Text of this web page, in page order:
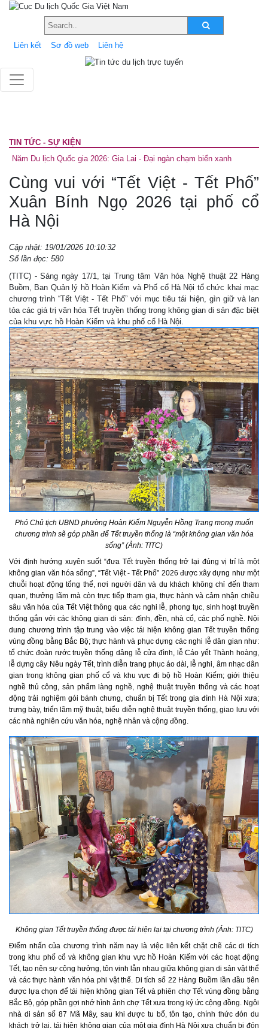
Liên kết Sơ đồ web Liên hệ
TIN TỨC - SỰ KIỆN
Năm Du lịch Quốc gia 2026: Gia Lai - Đại ngàn chạm biển xanh
Cùng vui với “Tết Việt - Tết Phố”
Xuân Bính Ngọ 2026 tại phố cổ
Hà Nội
Cập nhật: 19/01/2026 10:10:32
Số lần đọc: 580
(TITC) - Sáng ngày 17/1, tại Trung tâm Văn hóa Nghệ thuật 22 Hàng
Buồm, Ban Quản lý hồ Hoàn Kiếm và Phố cổ Hà Nội tổ chức khai mạc
chương trình “Tết Việt - Tết Phố” với mục tiêu tái hiện, gìn giữ và lan
tỏa các giá trị văn hóa Tết truyền thống trong không gian di sản đặc biệt
của khu vực hồ Hoàn Kiếm và khu phố cổ Hà Nội.
Phó Chủ tịch UBND phường Hoàn Kiếm Nguyễn Hồng Trang mong muốn
chương trình sẽ góp phần để Tết truyền thống là “một không gian văn hóa
sống” (Ảnh: TITC)
Với định hướng xuyên suốt “đưa Tết truyền thống trở lại đúng vị trí là một
không gian văn hóa sống”, “Tết Việt - Tết Phố” 2026 được xây dựng như một
chuỗi hoạt động tổng thể, nơi người dân và du khách không chỉ đến tham
quan, thưởng lãm mà còn trực tiếp tham gia, thực hành và cảm nhận chiều
sâu văn hóa của Tết Việt thông qua các nghi lễ, phong tục, sinh hoạt truyền
thống gắn với các không gian di sản: đình, đền, nhà cổ, các phố nghề. Nội
dung chương trình tập trung vào việc tái hiện không gian Tết truyền thống
vùng đồng bằng Bắc Bộ; thực hành và phục dựng các nghi lễ dân gian như:
tổ chức đoàn rước truyền thống dâng lễ cửa đình, lễ Cáo yết Thành hoàng,
lễ dựng cây Nêu ngày Tết, trình diễn trang phục áo dài, lễ nghi, âm nhạc dân
gian trong không gian phố cổ và khu vực đi bộ hồ Hoàn Kiếm; giới thiệu
nghề thủ công, sản phẩm làng nghề, nghệ thuật truyền thống và các hoạt
động trải nghiệm gói bánh chưng, chuẩn bị Tết trong gia đình Hà Nội xưa;
trưng bày, triển lãm mỹ thuật, biểu diễn nghệ thuật truyền thống, giao lưu với
các nhà nghiên cứu văn hóa, nghệ nhân và cộng đồng.
Không gian Tết truyền thống được tái hiện lại tại chương trình (Ảnh: TITC)
Điểm nhấn của chương trình năm nay là việc liên kết chặt chẽ các di tích
trong khu phố cổ và không gian khu vực hồ Hoàn Kiếm với các hoạt động
Tết, tạo nên sự cộng hưởng, tôn vinh lẫn nhau giữa không gian di sản vật thể
và các thực hành văn hóa phi vật thể. Di tích số 22 Hàng Buồm lần đầu tiên
được lựa chọn để tái hiện không gian Tết và phiên chợ Tết vùng đồng bằng
Bắc Bộ, góp phần gợi nhớ hình ảnh chợ Tết xưa trong ký ức cộng đồng. Ngôi
nhà di sản số 87 Mã Mây, sau khi được tu bổ, tôn tạo, chính thức đón du
khách trở lại, tái hiện không gian của một gia đình Hà Nội xưa chuẩn bị đón